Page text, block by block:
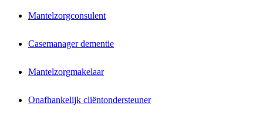
Mantelzorgconsulent
Casemanager dementie
Mantelzorgmakelaar
Onafhankelijk cliëntondersteuner